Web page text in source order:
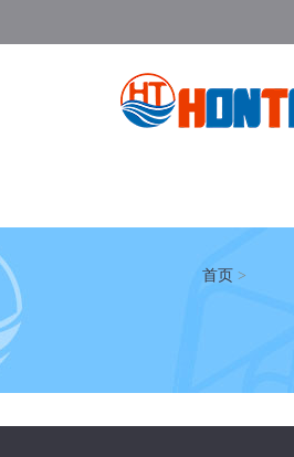
首页 >